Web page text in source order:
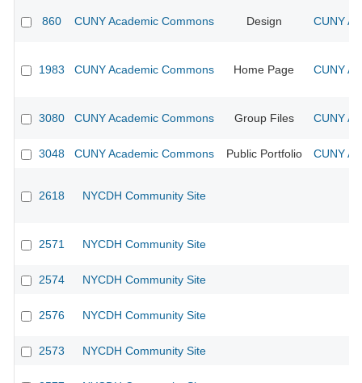
860 CUNY Academic Commons Design CUNY
1983 CUNY Academic Commons Home Page CUNY
3080 CUNY Academic Commons Group Files CUNY
3048 CUNY Academic Commons Public Portfolio CUNY
2618 NYCDH Community Site
2571 NYCDH Community Site
2574 NYCDH Community Site
2576 NYCDH Community Site
2573 NYCDH Community Site